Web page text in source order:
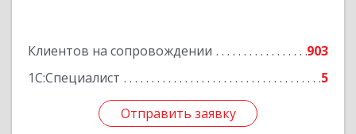
Клиентов на сопровождении
903
1С:Специалист
5
Отправить заявку
Отправить заявку